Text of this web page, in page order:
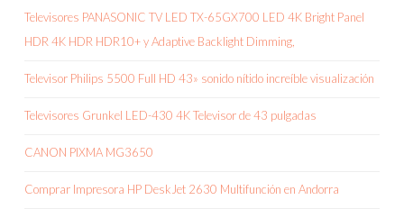
Televisores PANASONIC TV LED TX-65GX700 LED 4K Bright Panel
HDR 4K HDR HDR10+ y Adaptive Backlight Dimming,
Televisor Philips 5500 Full HD 43» sonido nítido increíble visualización
Televisores Grunkel LED-430 4K Televisor de 43 pulgadas
CANON PIXMA MG3650
Comprar Impresora HP DeskJet 2630 Multifunción en Andorra